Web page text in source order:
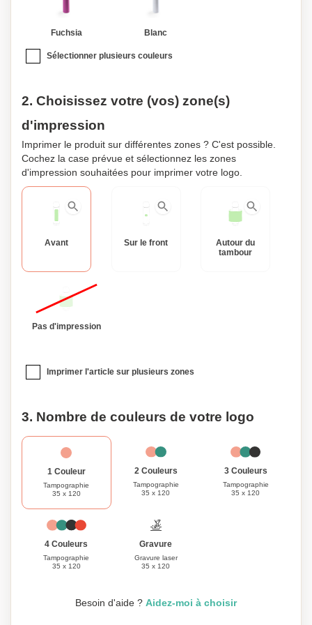
Fuchsia Blanc
Sélectionner plusieurs couleurs
2. Choisissez votre (vos) zone(s)
d'impression
Imprimer le produit sur différentes zones ? C'est possible.
Cochez la case prévue et sélectionnez les zones
d'impression souhaitées pour imprimer votre logo.
Avant Sur le front
Autour du
tambour
Pas d'impression
Imprimer l'article sur plusieurs zones
3. Nombre de couleurs de votre logo
1 Couleur
Tampographie
35 x 120
2 Couleurs
Tampographie
35 x 120
3 Couleurs
Tampographie
35 x 120
4 Couleurs
Tampographie
35 x 120
Gravure
Gravure laser
35 x 120
Besoin d'aide ? Aidez-moi à choisir